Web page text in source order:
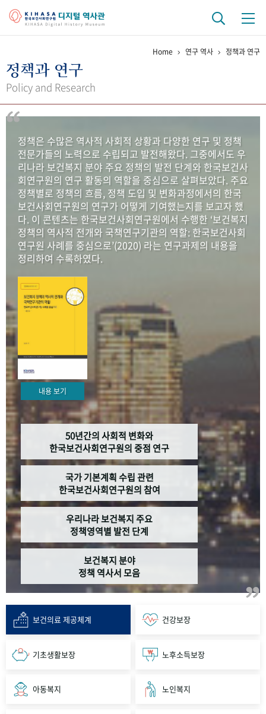
걸어온 길 기관 변천사
연구 역사
정책과 연구 키워드로 보는 연구 역사
연구자들
간행물 변천사
기록물 아카이브
사진 아카이브 문서 기록물 행정박물 영상 기록물
50+1주년 기념
성과 50선 숫자로 보는 50년
세계와 함께 한 KIHASA
VR 역사관
Home 연구 역사 정책과 연구
정책과 연구
Policy and Research
정책은 수많은 역사적 사회적 상황과 다양한 연구 및 정책
전문가들의 노력으로 수립되고 발전해왔다. 그중에서도 우
리나라 보건복지 분야 주요 정책의 발전 단계와 한국보건사
회연구원의 연구 활동의 역할을 중심으로 살펴보았다. 주요
정책별로 정책의 흐름, 정책 도입 및 변화과정에서의 한국
보건사회연구원의 연구가 어떻게 기여했는지를 보고자 했
다. 이 콘텐츠는 한국보건사회연구원에서 수행한 ‘보건복지
정책의 역사적 전개와 국책연구기관의 역할: 한국보건사회
연구원 사례를 중심으로’(2020) 라는 연구과제의 내용을
정리하여 수록하였다.
내용 보기
50년간의 사회적 변화와
한국보건사회연구원의 중점 연구
국가 기본계획 수립 관련
한국보건사회연구원의 참여
우리나라 보건복지 주요
정책영역별 발전 단계
보건복지 분야
정책 역사서 모음
보건의료 제공체계 건강보장
기초생활보장 노후소득보장
아동복지 노인복지